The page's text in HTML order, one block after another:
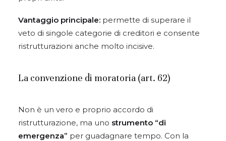
Vantaggio principale: permette di superare il
veto di singole categorie di creditori e consente
ristrutturazioni anche molto incisive.
La convenzione di moratoria (art. 62)
Non è un vero e proprio accordo di
ristrutturazione, ma uno strumento “di
emergenza” per guadagnare tempo. Con la